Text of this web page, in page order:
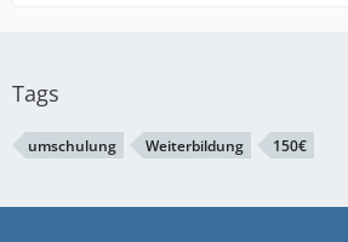
Tags
umschulung Weiterbildung 150€